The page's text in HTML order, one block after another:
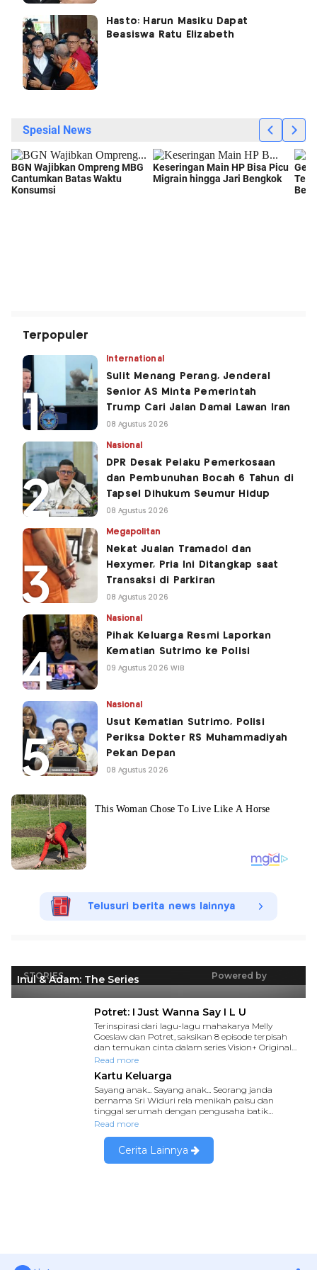
Hasto: Harun Masiku Dapat
Beasiswa Ratu Elizabeth
Terpopuler
International
Sulit Menang Perang, Jenderal
Senior AS Minta Pemerintah
Trump Cari Jalan Damai Lawan Iran
08 Agustus 2026
Nasional
DPR Desak Pelaku Pemerkosaan
dan Pembunuhan Bocah 6 Tahun di
Tapsel Dihukum Seumur Hidup
08 Agustus 2026
Megapolitan
Nekat Jualan Tramadol dan
Hexymer, Pria Ini Ditangkap saat
Transaksi di Parkiran
08 Agustus 2026
Nasional
Pihak Keluarga Resmi Laporkan
Kematian Sutrimo ke Polisi
09 Agustus 2026 WIB
Nasional
Usut Kematian Sutrimo, Polisi
Periksa Dokter RS Muhammadiyah
Pekan Depan
08 Agustus 2026
Telusuri berita news lainnya